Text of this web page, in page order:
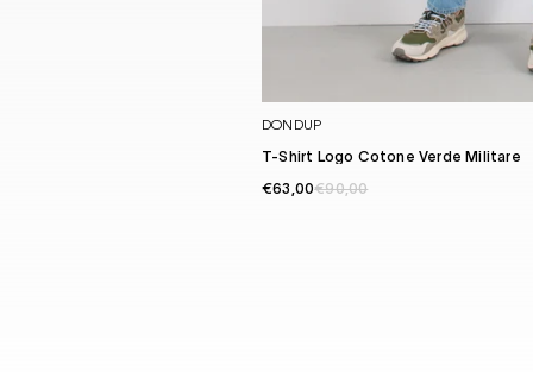
DONDUP
T-Shirt Logo Cotone Verde Militare
€63,00€90,00